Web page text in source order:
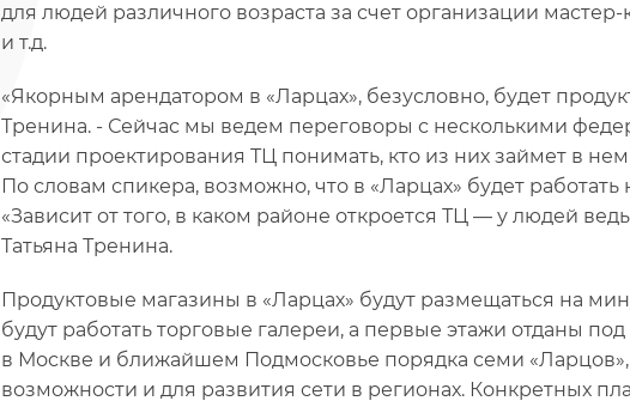
для людей различного возраста за счет организации
и т.д.
«Якорным арендатором в «Ларцах», безусловно, будет
Тренина. - Сейчас мы ведем переговоры с несколькими
стадии проектирования ТЦ понимать, кто из них займет в нем
По словам спикера, возможно, что в «Ларцах» будет
«Зависит от того, в каком районе откроется ТЦ — у людей
Татьяна Тренина.
Продуктовые магазины в «Ларцах» будут размещаться на
будут работать торговые галереи, а первые этажи отданы
в Москве и ближайшем Подмосковье порядка семи «Ларцов»,
возможности и для развития сети в регионах. Конкретных